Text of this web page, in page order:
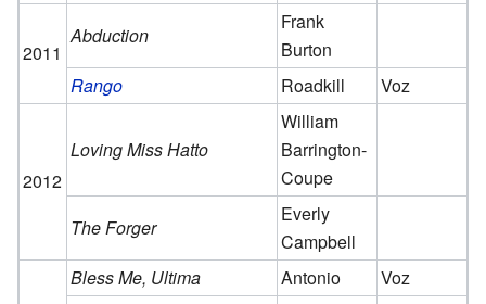
2011
Abduction
Frank
Burton
Rango
Roadkill Voz
2012
Loving Miss Hatto
William
Barrington-
Coupe
The Forger
Everly
Campbell
Bless Me, Ultima Antonio
Voz